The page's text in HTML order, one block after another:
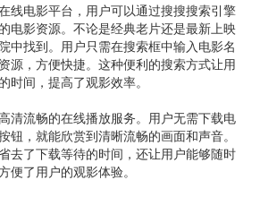
线电影平台，用户可以通过搜搜搜索引擎
电影资源。不论是经典老片还是最新上映
中找到。用户只需在搜索框中输入电影名
源，方便快捷。这种便利的搜索方式让用
时间，提高了观影效率。
清流畅的在线播放服务。用户无需下载电
钮，就能欣赏到清晰流畅的画面和声音。
去了下载等待的时间，还让用户能够随时
便了用户的观影体验。